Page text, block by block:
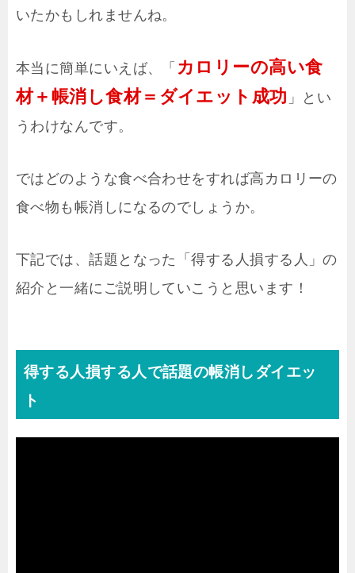
いたかもしれませんね。
本当に簡単にいえば、「 カロリーの高い食
材＋帳消し食材＝ダイエット成功 」とい
うわけなんです。
ではどのような食べ合わせをすれば高カロリーの
食べ物も帳消しになるのでしょうか。
下記では、話題となった「得する人損する人」の
紹介と一緒にご説明していこうと思います！
得する人損する人で話題の帳消しダイエッ
ト